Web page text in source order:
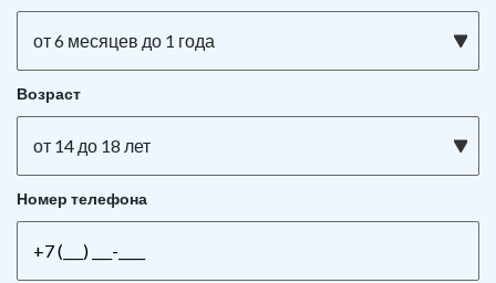
от 6 месяцев до 1 года
Возраст
от 14 до 18 лет
Номер телефона